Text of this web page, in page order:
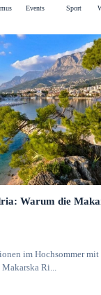
Events Sport
Warum die
im Hochsommer mit
Ri...